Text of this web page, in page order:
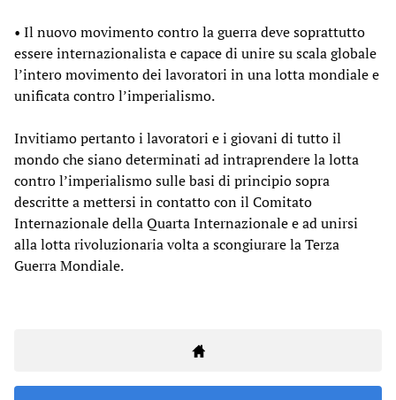
• Il nuovo movimento contro la guerra deve soprattutto
essere internazionalista e capace di unire su scala globale
l’intero movimento dei lavoratori in una lotta mondiale e
unificata contro l’imperialismo.
Invitiamo pertanto i lavoratori e i giovani di tutto il
mondo che siano determinati ad intraprendere la lotta
contro l’imperialismo sulle basi di principio sopra
descritte a mettersi in contatto con il Comitato
Internazionale della Quarta Internazionale e ad unirsi
alla lotta rivoluzionaria volta a scongiurare la Terza
Guerra Mondiale.